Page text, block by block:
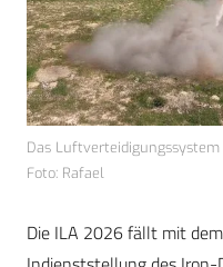
Das
Foto: Rafael
Die ILA 2026 fällt mit